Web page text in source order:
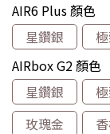
AIR6 Plus 顏色
星鑽銀
AIRbox G2 顏色
星鑽銀
玫瑰金